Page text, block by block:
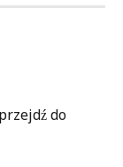
do